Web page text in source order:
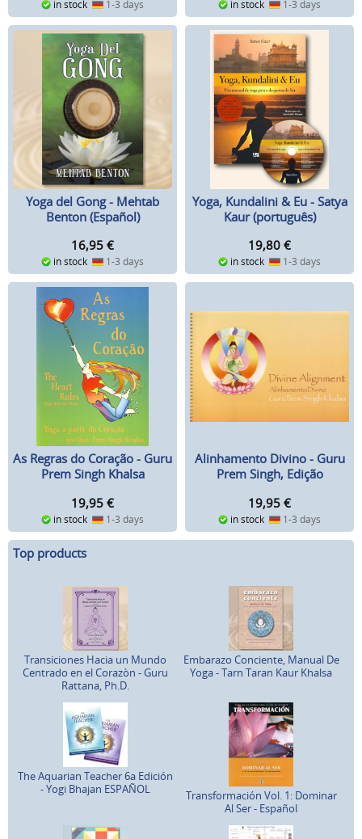
in stock 1-3 days in stock 1-3 days
Yoga del Gong - Mehtab
Benton (Español)
16,95 €
in stock 1-3 days
Yoga, Kundalini & Eu - Satya
Kaur (português)
19,80 €
in stock 1-3 days
As Regras do Coração - Guru
Prem Singh Khalsa
19,95 €
in stock 1-3 days
Alinhamento Divino - Guru
Prem Singh, Edição
19,95 €
in stock 1-3 days
Top products
Transiciones Hacia un Mundo
Centrado en el Corazòn - Guru
Rattana, Ph.D.
Embarazo Conciente, Manual De
Yoga - Tarn Taran Kaur Khalsa
The Aquarian Teacher 6a Edición
- Yogi Bhajan ESPAÑOL
Transformación Vol. 1: Dominar
Al Ser - Español